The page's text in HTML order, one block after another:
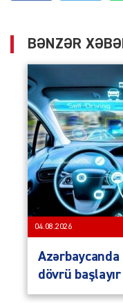
BƏNZƏR
04.08.2026
dövrü